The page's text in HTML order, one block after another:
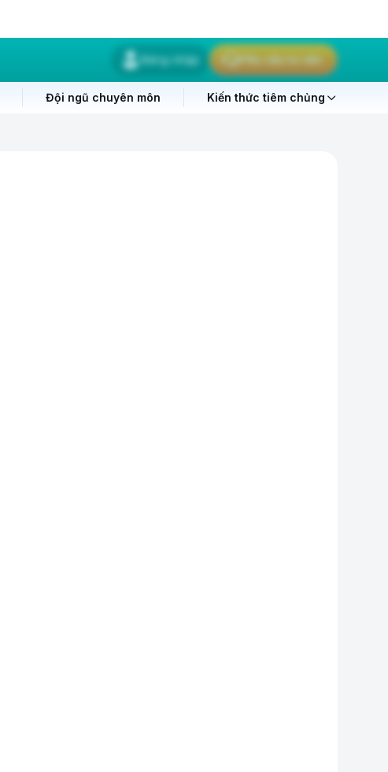
Đăng nhập Yêu cầu tư vấn
Đội ngũ chuyên môn Kiến thức tiêm chủng